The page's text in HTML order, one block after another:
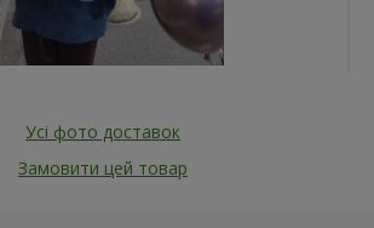
Усі фото доставок
Замовити цей товар